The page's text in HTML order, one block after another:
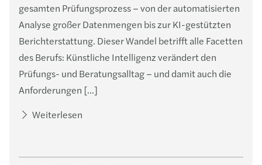
gesamten Prüfungsprozess – von der automatisierten
Analyse großer Datenmengen bis zur KI-gestützten
Berichterstattung. Dieser Wandel betrifft alle Facetten
des Berufs: Künstliche Intelligenz verändert den
Prüfungs- und Beratungsalltag – und damit auch die
Anforderungen […]
Weiterlesen